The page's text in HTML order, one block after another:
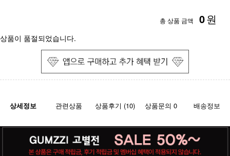
총 상품 금액 0원
상품이 품절되었습니다.
상세정보 관련상품 상품후기 (10) 상품문의 0 배송정보